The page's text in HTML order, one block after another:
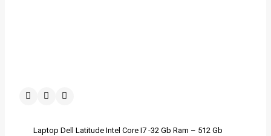
Laptop Dell Latitude Intel Core I7 -32 Gb Ram – 512 Gb